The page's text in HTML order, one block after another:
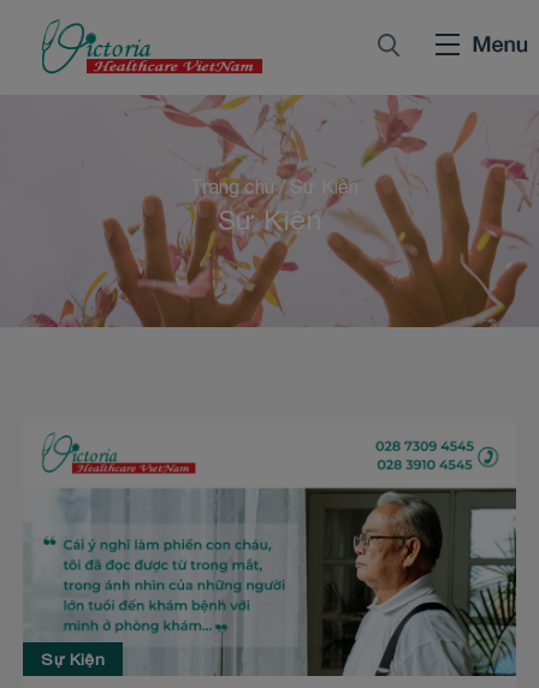
Trang chủ / Sự Kiện
Sự Kiện
Sự Kiện